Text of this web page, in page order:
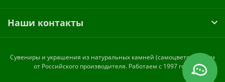
Наши контакты
Cувениры и украшения из натуральных камней (самоцветов) оптом
от Российского производителя. Работаем с 1997 года